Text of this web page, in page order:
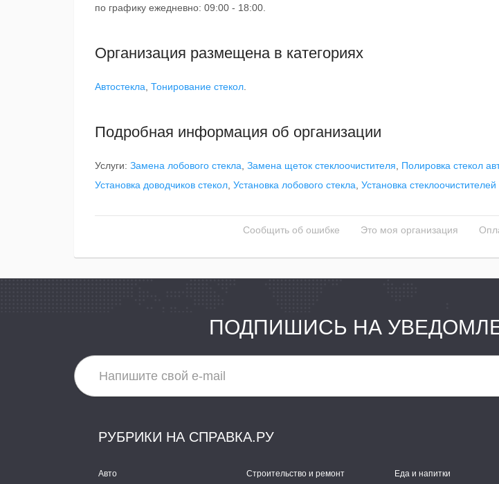
по графику ежедневно: 09:00 - 18:00.
Организация размещена в категориях
Автостекла Тонирование стекол
Подробная информация об организации
Услуги: Замена лобового стекла Замена щеток стеклоочистителя Полировка стекол
Установка доводчиков стекол Установка лобового стекла Установка стеклоочистителей
Сообщить об ошибке Это моя организация
ПОДПИШИСЬ НА
РУБРИКИ НА СПРАВКА.РУ
Авто Строительство и ремонт Еда и напитки